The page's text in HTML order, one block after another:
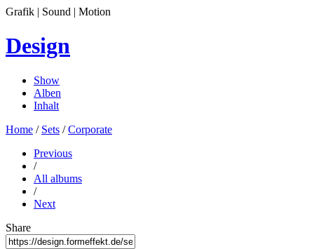
Grafik | Sound | Motion
Design
Show
Alben
Inhalt
Home / Sets /Corporate
Previous
/
All albums
/
Next
Share